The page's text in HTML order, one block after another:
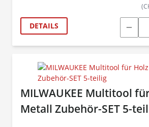
DETAILS
MILWAUKEE Multitool
Metall Zubehör-SET 5-